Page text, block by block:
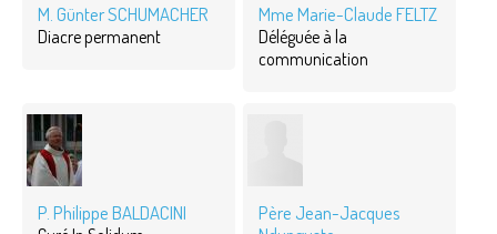
M. Günter SCHUMACHER
Diacre permanent
Mme Marie-Claude FELTZ
Déléguée à la
communication
P. Philippe BALDACINI
Père Jean-Jacques